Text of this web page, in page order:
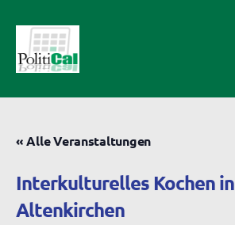
AK
« Alle Veranstaltungen
Interkulturelles Kochen in
Altenkirchen